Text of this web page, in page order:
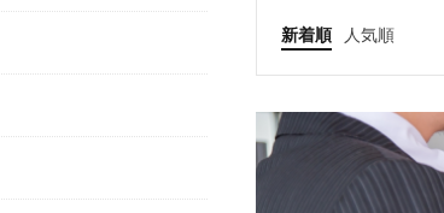
新着順 人気順